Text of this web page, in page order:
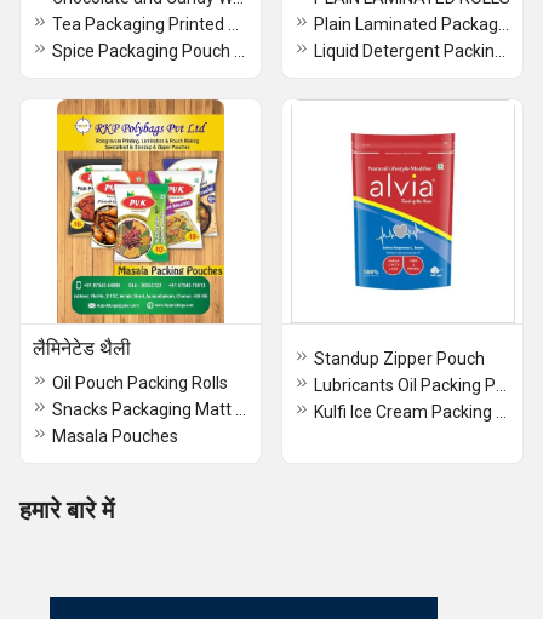
लैमिनेटेड थैली
Oil Pouch Packing Rolls
Masala Pouches
Standup Zipper Pouch
हमारे बारे में